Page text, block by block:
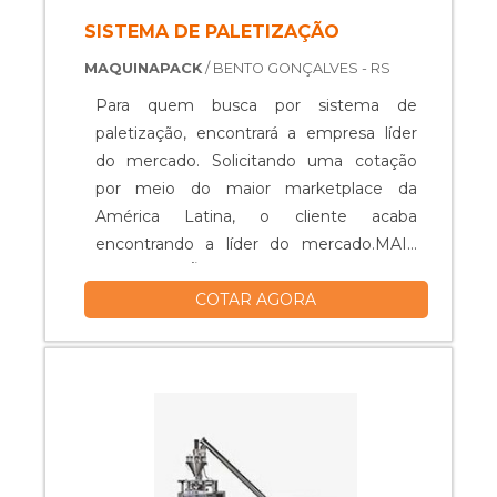
SISTEMA DE PALETIZAÇÃO
MAQUINAPACK/ BENTO GONÇALVES - RS
Para quem busca por sistema de
paletização, encontrará a empresa líder
do mercado. Solicitando uma cotação
por meio do maior marketplace da
América Latina, o cliente acaba
encontrando a líder do mercado.MAIS
PRODUTOO sistema de paletização é
exigências de redução de espaço de
carga, confiabilidade, boa repetibilidade e
facilidade de manutenção. Além disso, é
COTAR AGORA